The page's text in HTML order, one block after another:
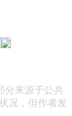
分来源于公共
况，但作者发